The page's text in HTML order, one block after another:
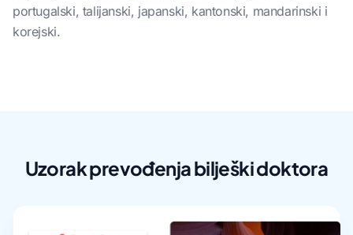
portugalski, talijanski, japanski, kantonski, mandarinski i
korejski.
Uzorak prevođenja bilješki doktora